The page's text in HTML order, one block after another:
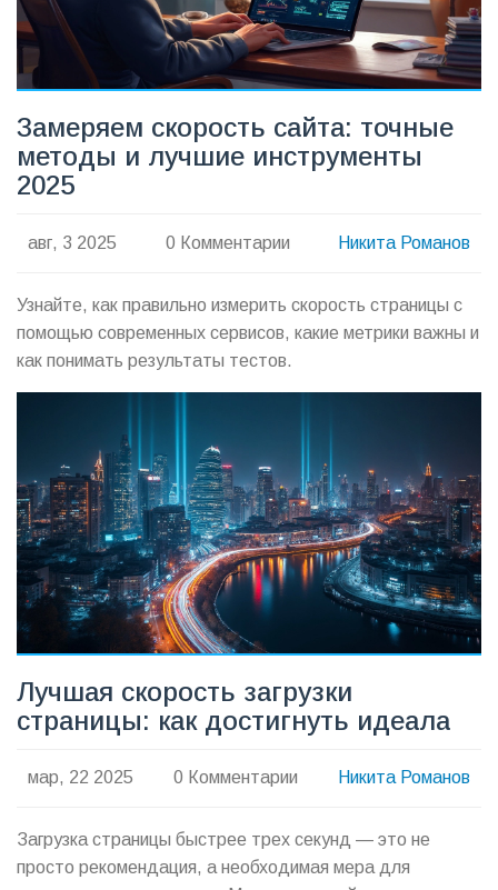
Замеряем скорость сайта: точные
методы и лучшие инструменты
2025
авг, 3 2025 0 Комментарии Никита Романов
Узнайте, как правильно измерить скорость страницы с
помощью современных сервисов, какие метрики важны и
как понимать результаты тестов.
Лучшая скорость загрузки
страницы: как достигнуть идеала
мар, 22 2025 0 Комментарии Никита Романов
Загрузка страницы быстрее трех секунд — это не
просто рекомендация, а необходимая мера для